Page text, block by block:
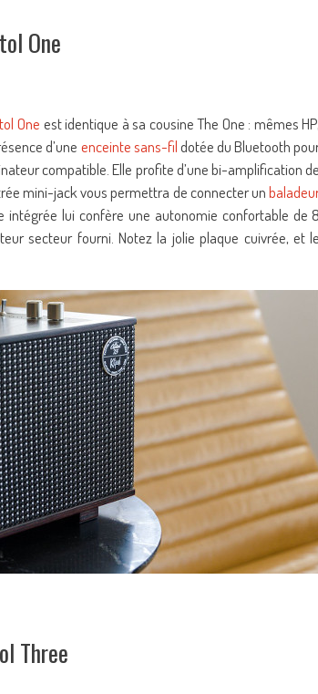
One
One est identique à sa cousine The One : mêmes
d’une enceinte sans-fildotée du Bluetooth
compatible. Elle profite d’une bi-amplification
mini-jack vous permettra de connecter un
intégrée lui confère une autonomie confortable de
secteur fourni. Notez la jolie plaque cuivrée, et
Three